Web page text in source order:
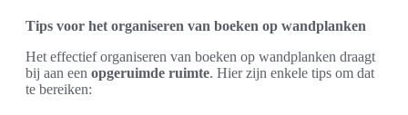
Tips voor het organiseren van boeken op wandplanken
Het effectief organiseren van boeken op wandplanken draagt
bij aan een opgeruimde ruimte. Hier zijn enkele tips om dat
te bereiken: